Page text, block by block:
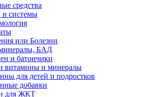
средства
системы
или Болезни
БАД
и батончики
витамины и минералы
для детей и подростков
добавки
для ЖКТ